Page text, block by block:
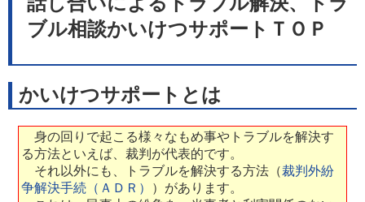
ブル相談かいけつサポートＴＯＰ
かいけつサポートとは
身の回りで起こる様々なもめ事やトラブルを解決す
る方法といえば、裁判が代表的です。
それ以外にも、トラブルを解決する方法（裁判外紛
争解決手続（ＡＤＲ） ）があります。